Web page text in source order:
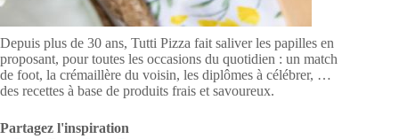
Depuis plus de 30 ans, Tutti Pizza fait saliver les papilles en
proposant, pour toutes les occasions du quotidien : un match
de foot, la crémaillère du voisin, les diplômes à célébrer, …
des recettes à base de produits frais et savoureux.
Partagez l'inspiration